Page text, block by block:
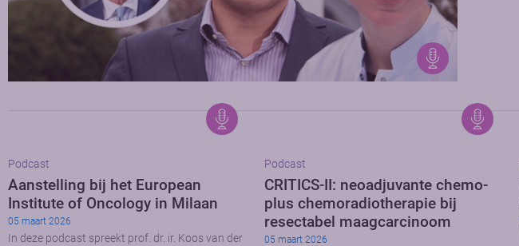
Podcast
Aanstelling bij het European
Institute of Oncology in Milaan
05 maart 2026
In deze podcast spreekt prof. dr. ir. Koos van der
Podcast
CRITICS-II: neoadjuvante chemo-
plus chemoradiotherapie bij
resectabel maagcarcinoom
05 maart 2026